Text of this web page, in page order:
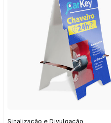
Sinalização e Divulgação